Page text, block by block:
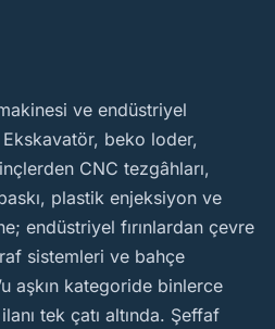
ve endüstriyel
beko loder,
CNC tezgâhları,
plastik enjeksiyon ve
endüstriyel fırınlardan çevre
sistemleri ve bahçe
aşkın kategoride binlerce
ilanı tek çatı altında. Şeffaf